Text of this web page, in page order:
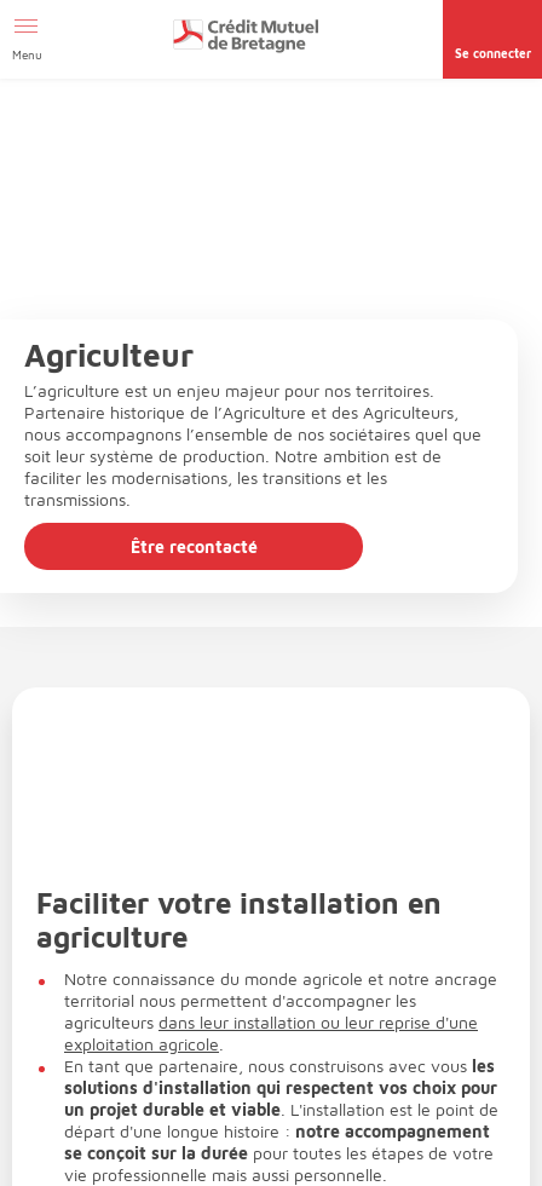
Menu Se connecter
Agriculteur
L’agriculture est un enjeu majeur pour nos territoires.
Partenaire historique de l’Agriculture et des Agriculteurs,
nous accompagnons l’ensemble de nos sociétaires quel que
soit leur système de production. Notre ambition est de
faciliter les modernisations, les transitions et les
transmissions.
Être recontacté
Faciliter votre installation en
agriculture
Notre connaissance du monde agricole et notre ancrage
territorial nous permettent d'accompagner les
agriculteurs dans leur installation ou leur reprise d'une
exploitation agricole
En tant que partenaire, nous construisons avec vous les
solutions d'installation qui respectent vos choix pour
un projet durable et viable . L'installation est le point de
départ d'une longue histoire : notre accompagnement
se conçoit sur la durée pour toutes les étapes de votre
vie professionnelle mais aussi personnelle.